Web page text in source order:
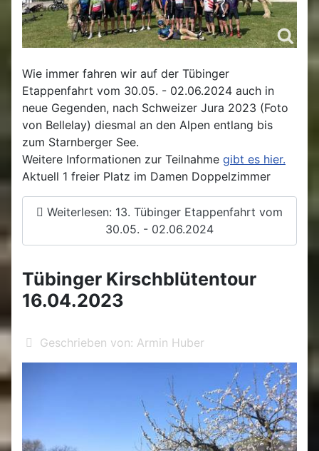
Wie immer fahren wir auf der Tübinger
Etappenfahrt vom 30.05. - 02.06.2024 auch in
neue Gegenden, nach Schweizer Jura 2023 (Foto
von Bellelay) diesmal an den Alpen entlang bis
zum Starnberger See.
Weitere Informationen zur Teilnahme gibt es hier.
Aktuell 1 freier Platz im Damen Doppelzimmer
Weiterlesen: 13. Tübinger Etappenfahrt vom
30.05. - 02.06.2024
Tübinger Kirschblütentour
16.04.2023
Geschrieben von: Armin Huber